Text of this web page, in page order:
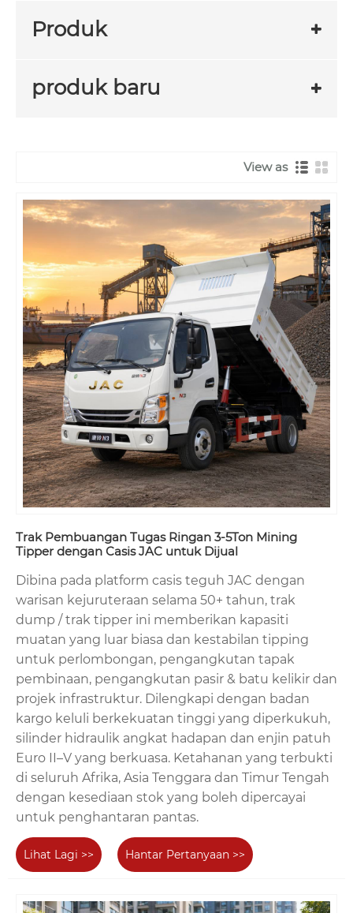
Produk
produk baru
View as
Trak Pembuangan Tugas Ringan 3-5Ton Mining
Tipper dengan Casis JAC untuk Dijual
Dibina pada platform casis teguh JAC dengan
warisan kejuruteraan selama 50+ tahun, trak
dump / trak tipper ini memberikan kapasiti
muatan yang luar biasa dan kestabilan tipping
untuk perlombongan, pengangkutan tapak
pembinaan, pengangkutan pasir & batu kelikir dan
projek infrastruktur. Dilengkapi dengan badan
kargo keluli berkekuatan tinggi yang diperkukuh,
silinder hidraulik angkat hadapan dan enjin patuh
Euro II–V yang berkuasa. Ketahanan yang terbukti
di seluruh Afrika, Asia Tenggara dan Timur Tengah
dengan kesediaan stok yang boleh dipercayai
untuk penghantaran pantas.
Lihat Lagi >> Hantar Pertanyaan >>